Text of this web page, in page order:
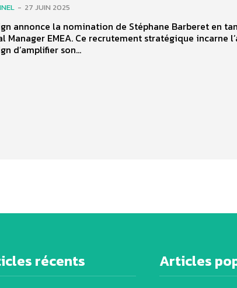
- 27 JUIN 2025
annonce la nomination de Stéphane Barberet en
Manager EMEA. Ce recrutement stratégique incarne
d’amplifier son...
récents Articles